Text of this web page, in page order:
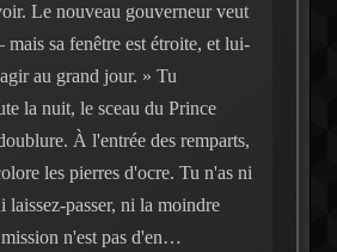
Le nouveau gouverneur veut
sa fenêtre est étroite, et lui-
au grand jour. » Tu
la nuit, le sceau du Prince
À l'entrée des remparts,
les pierres d'ocre. Tu n'as ni
laissez-passer, ni la moindre
n'est pas d'en…